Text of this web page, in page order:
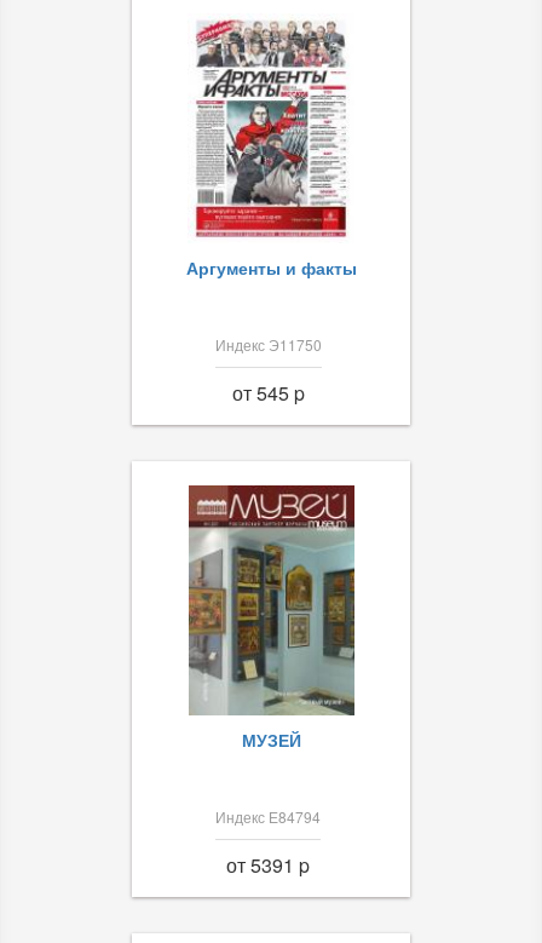
Аргументы и факты
Индекс Э11750
от 545 p
МУЗЕЙ
Индекс Е84794
от 5391 p